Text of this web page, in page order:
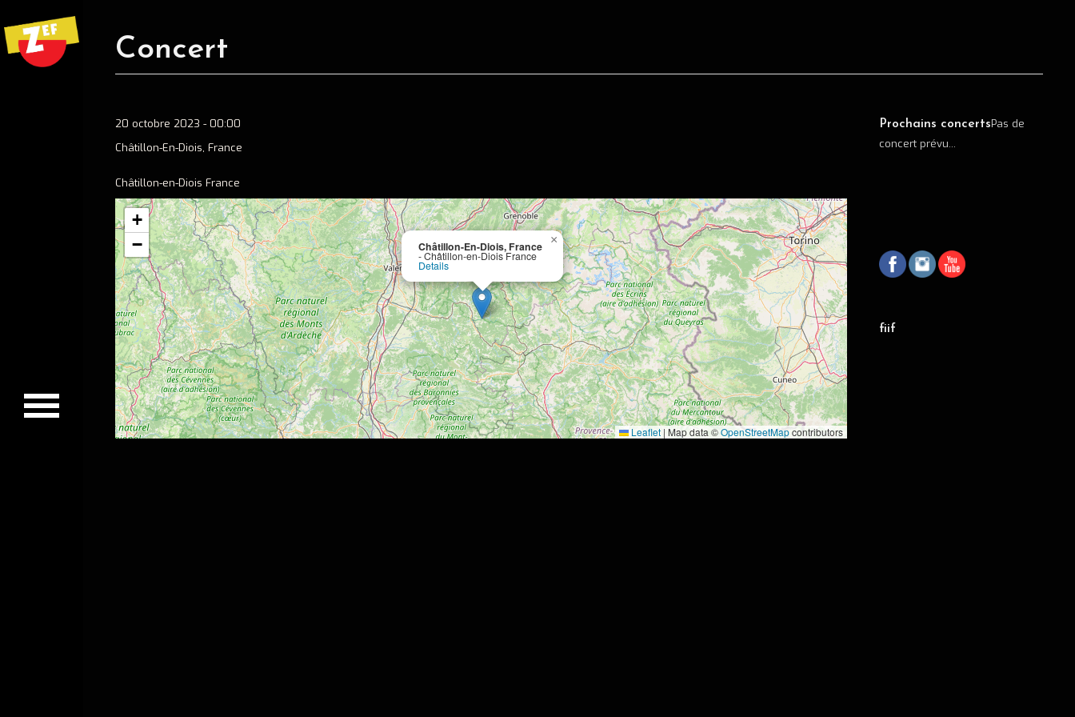
Ecouter
Spotify
Apple music
Concerts
Concerts passés
Vidéos
Concert
20 octobre 2023 - 00:00
Châtillon-En-Diois, France
Châtillon-en-Diois France
Châtillon-En-Diois, France
- Châtillon-en-Diois France
Details
×
+
−
Leaflet | Map data ©OpenStreetMapcontributors
Prochains concertsPas de
concert prévu...
fiif